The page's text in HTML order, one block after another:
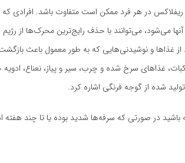
در هر فرد ممکن است متفاوت باشد. افرادی
می‌شود، می‌توانند با حذف رایج‌ترین محرک‌ها از
از غذاها و نوشیدنی‌هایی که به طور معمول باعث
غذاهای سرخ شده و چرب، سیر و پیاز، نعناع،
شده از گوجه فرنگی اشاره کرد.
باشید در صورتی که سرفه‌ها شدید بوده یا تا چند هفته